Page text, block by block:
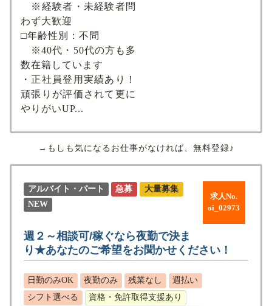
※経験者・未経験者問
わず大歓迎
□年齢性別：不問
※40代・50代の方も多
数在籍しています
・正社員登用実績あり！
頑張りが評価されて更に
やりがいUP...
→もしも気になるお仕事がなければ、無料登録♪
求人No.
oi_02973
アルバイト・パート 急募
大量募集
NEW
週２～相談可/稼ぐなら夜勤で決ま
り★あなたのご希望をお聞かせください！
日勤のみOK 夜勤のみ 残業なし
週払い
シフト選べる
資格・免許取得支援あり